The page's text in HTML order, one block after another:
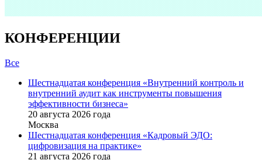
КОНФЕРЕНЦИИ
Все
Шестнадцатая конференция «Внутренний контроль и
внутренний аудит как инструменты повышения
эффективности бизнеса»
20 августа 2026 года
Москва
Шестнадцатая конференция «Кадровый ЭДО:
цифровизация на практике»
21 августа 2026 года